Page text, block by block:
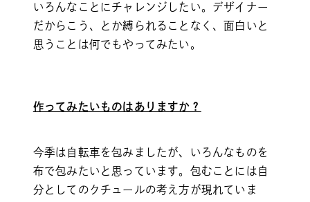
いろんなことにチャレンジしたい。デザイナー
だからこう、とか縛られることなく、面白いと
思うことは何でもやってみたい。
作ってみたいものはありますか？
今季は自転車を包みましたが、いろんなものを
布で包みたいと思っています。包むことには自
分としてのクチュールの考え方が現れていま